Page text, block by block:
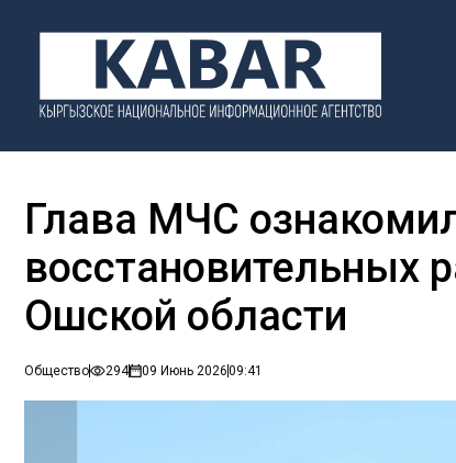
Глава МЧС
восстановительных
Ошской области
Общество 294 09 Июнь 202609:41